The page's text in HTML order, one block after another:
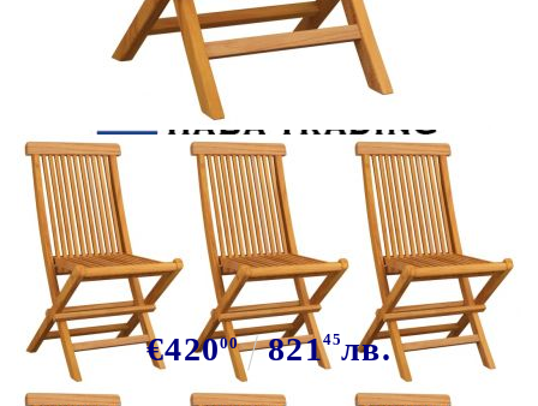
Сподели Tweet
Сгъваеми столове с кремаво бели
възглавници, 6 бр., масивно
тиково дърво
€42000 82145лв.